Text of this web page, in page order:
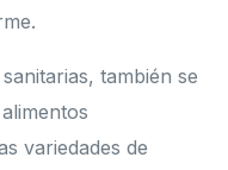
también se
variedades de